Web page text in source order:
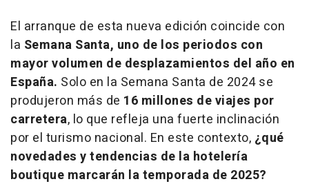
El arranque de esta nueva edición coincide con
la Semana Santa, uno de los periodos con
mayor volumen de desplazamientos del año en
España. Solo en la Semana Santa de 2024 se
produjeron más de 16 millones de viajes por
carretera, lo que refleja una fuerte inclinación
por el turismo nacional. En este contexto, ¿qué
novedades y tendencias de la hotelería
boutique marcarán la temporada de 2025?